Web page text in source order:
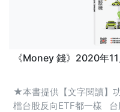
《Money 錢》2020年
★本書提供【文字閱讀】
檔台股反向ETF都一樣 台